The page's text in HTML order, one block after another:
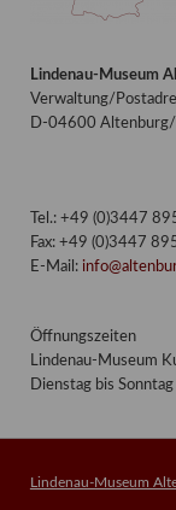
Lindenau-Museum
Verwaltung/
D-04600
Tel.: +49 (0)3447
Fax: +49 (0)3447
E-Mail:
Öffnungszeiten
Lindenau-Museum
Dienstag bis
Lindenau-Museum